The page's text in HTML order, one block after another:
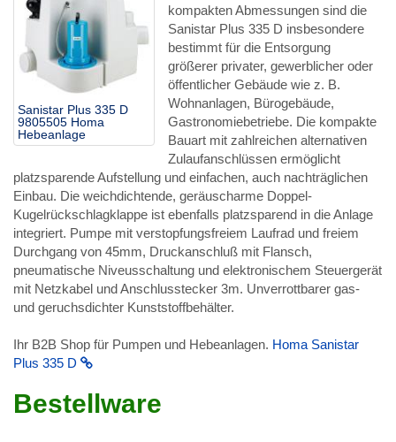
Sanistar Plus 335 D
9805505 Homa
Hebeanlage
kompakten Abmessungen sind die
Sanistar Plus 335 D insbesondere
bestimmt für die Entsorgung
größerer privater, gewerblicher oder
öffentlicher Gebäude wie z. B.
Wohnanlagen, Bürogebäude,
Gastronomiebetriebe. Die kompakte
Bauart mit zahlreichen alternativen
Zulaufanschlüssen ermöglicht
platzsparende Aufstellung und einfachen, auch nachträglichen
Einbau. Die weichdichtende, geräuscharme Doppel-
Kugelrückschlagklappe ist ebenfalls platzsparend in die Anlage
integriert. Pumpe mit verstopfungsfreiem Laufrad und freiem
Durchgang von 45mm, Druckanschluß mit Flansch,
pneumatische Niveusschaltung und elektronischem Steuergerät
mit Netzkabel und Anschlusstecker 3m. Unverrottbarer gas-
und geruchsdichter Kunststoffbehälter.
Ihr B2B Shop für Pumpen und Hebeanlagen. Homa Sanistar
Plus 335 D
Bestellware